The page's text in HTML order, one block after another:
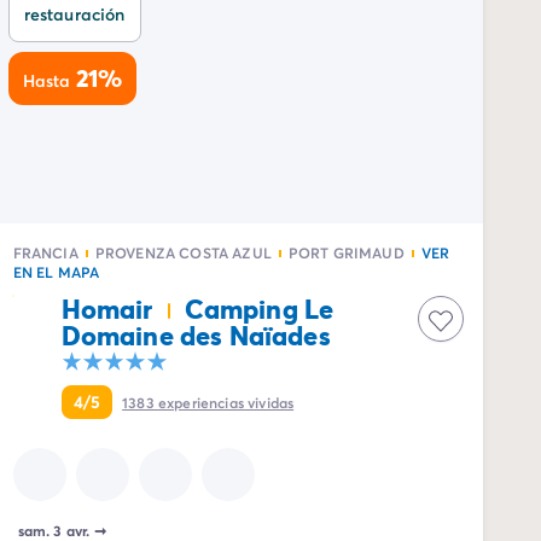
restauración
Hasta 21%
FRANCIA PROVENZA COSTA AZUL PORT GRIMAUD
VER
EN EL MAPA
Homair Camping Le
Domaine des Naïades
4/5 1383 experiencias vividas
sam. 3 avr. ➞